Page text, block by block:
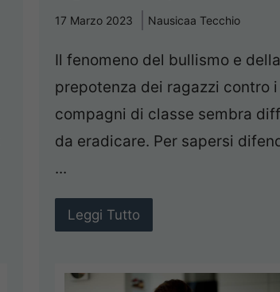
17 Marzo 2023 Nausicaa Tecchio
Il fenomeno del bullismo e della
prepotenza dei ragazzi contro i
compagni di classe sembra
da eradicare. Per sapersi
...
Leggi Tutto